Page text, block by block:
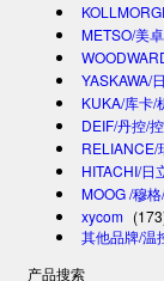
METSO/美
YASKAWA/
KUKA/库卡/
DEIF/丹控/
RELIANCE/
HITACHI/日
MOOG /穆
xycom
其他品牌/温
产品搜索